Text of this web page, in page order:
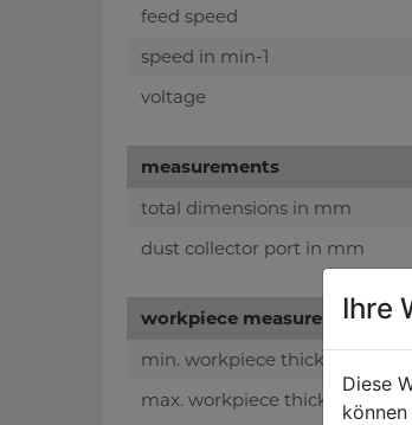
feed speed
speed in min-1
voltage
measurements
total dimensions in mm
dust collector port in mm
workpiece measurements
min. workpiece thickness in
max. workpiece thickness in
Ihre
Diese